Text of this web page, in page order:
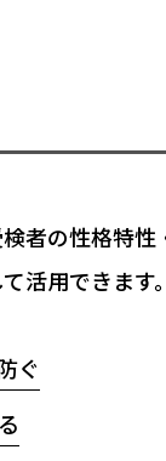
者の性格特
活用できます。
ぐ